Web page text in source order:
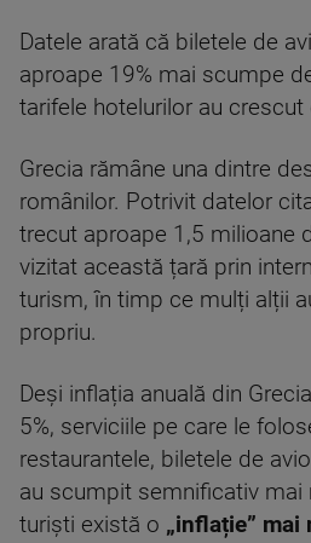
Datele arată că biletele de
aproape 19% mai scumpe
tarifele hotelurilor au crescut
Grecia rămâne una dintre
românilor. Potrivit datelor
trecut aproape 1,5 milioane
vizitat această țară prin
turism, în timp ce mulți alții
propriu.
Deși inflația anuală din
5%, serviciile pe care le
restaurantele, biletele de
au scumpit semnificativ mai
turiști există o „inflație” mai